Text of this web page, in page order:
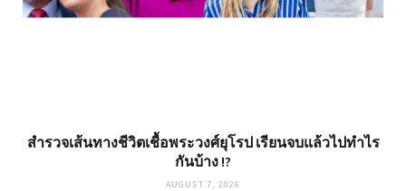
สำรวจเส้นทางชีวิตเชื้อพระวงศ์ยุโรป เรียนจบแล้วไปทำไร
กันบ้าง !?
AUGUST 7, 2026